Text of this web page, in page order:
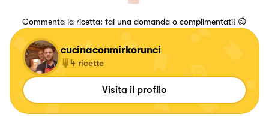
Commenta la ricetta: fai una domanda o complimentati! 😋
cucinaconmirkorunci
4 ricette
Visita il profilo